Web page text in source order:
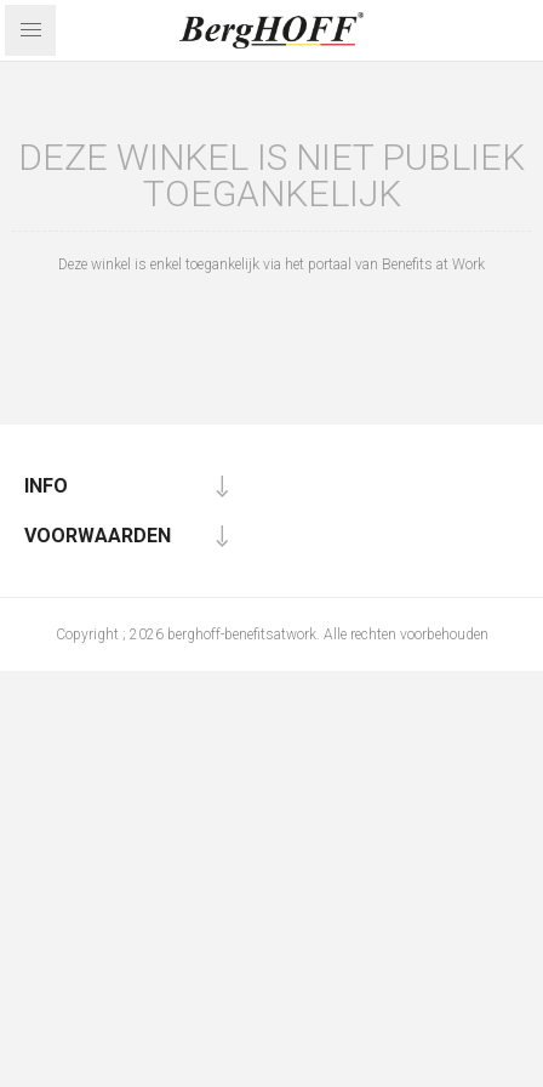
DEZE WINKEL IS NIET PUBLIEK
TOEGANKELIJK
Deze winkel is enkel toegankelijk via het portaal van Benefits at Work
INFO
VOORWAARDEN
Copyright ; 2026 berghoff-benefitsatwork. Alle rechten voorbehouden